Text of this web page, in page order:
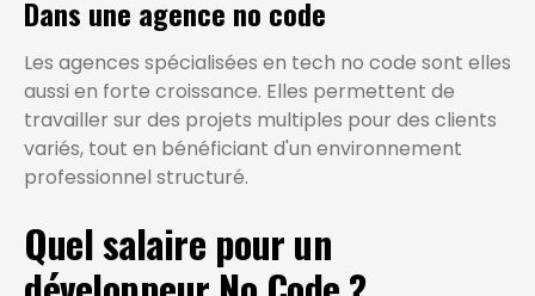
Dans une agence no code
Les agences spécialisées en tech no code sont elles
aussi en forte croissance. Elles permettent de
travailler sur des projets multiples pour des clients
variés, tout en bénéficiant d'un environnement
professionnel structuré.
Quel salaire pour un